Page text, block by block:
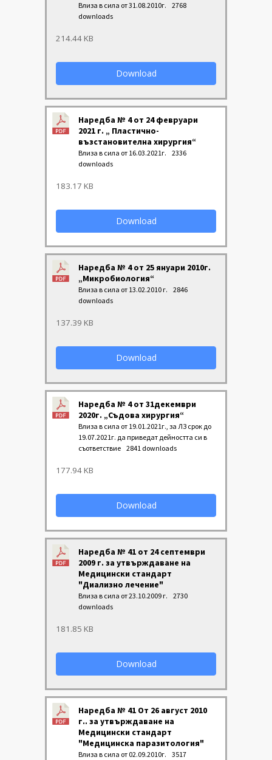
Влиза в сила от 31.08.2010г.
2768
downloads
214.44 KB
Download
Наредба № 4 от 24 февруари
2021 г. „ Пластично-
възстановителна хирургия“
Влиза в сила от 16.03.2021г.
2336
downloads
183.17 KB
Download
Наредба № 4 от 25 януари 2010г.
„Микробиология“
Влиза в сила от 13.02.2010 г.
2846
downloads
137.39 KB
Download
Наредба № 4 от 31декември
2020г. „Съдова хирургия“
Влиза в сила от 19.01.2021г., за ЛЗ срок до
19.07.2021г. да приведат дейността си в
съответствие 2841 downloads
177.94 KB
Download
Наредба № 41 от 24 септември
2009 г. за утвърждаване на
Медицински стандарт
"Диализно лечение"
Влиза в сила от 23.10.2009 г.
2730
downloads
181.85 KB
Download
Наредба № 41 От 26 август 2010
г.. за утвърждаване на
Медицински стандарт
"Медицинска паразитология"
Влиза в сила от 02.09.2010г. 3517